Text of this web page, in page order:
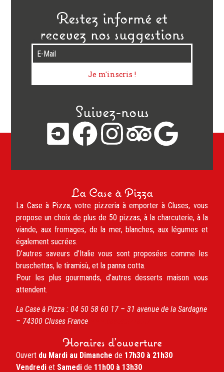
Restez informé et
recevez nos suggestions
E-Mail
Je m'inscris !
Suivez-nous
La Case à Pizza
La Case à Pizza, votre pizzeria à emporter à Cluses, vous
propose un choix de plus de 50 pizzas, à la charcuterie, à la
viande, aux fromages, de la mer, blanches, aux légumes et
également sucrées.
D’autres saveurs d’Italie vous sont proposées comme les
bruschettas, le tiramisù, et la panna cotta.
Pour les plus gourmands, d’autres desserts maison vous
attendent.
La Case à Pizza :04 50 58 60 17 –31 avenue de la Sardagne
– 74300 Cluses France
Horaires d'ouverture
Ouvert du Mardi au Dimanche de 17h30 à 21h30
Vendredi et Samedi de 11h00 à 13h30